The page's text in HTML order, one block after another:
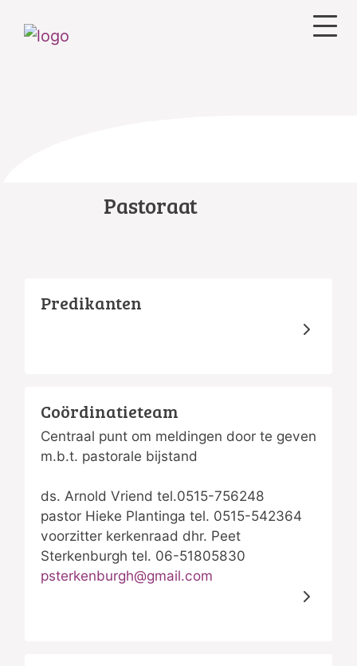
Pastoraat
Predikanten
Coördinatieteam
Centraal punt om meldingen door te geven
m.b.t. pastorale bijstand
ds. Arnold Vriend tel.0515-756248
pastor Hieke Plantinga tel. 0515-542364
voorzitter kerkenraad dhr. Peet
Sterkenburgh tel. 06-51805830
psterkenburgh@gmail.com